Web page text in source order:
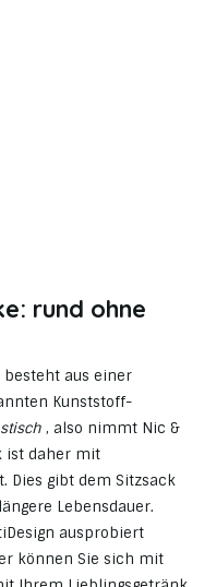
rund ohne
besteht aus einer
Kunststoff-
, also nimmt Nic &
ist daher mit
Dies gibt dem Sitzsack
Lebensdauer.
ausprobiert
können Sie sich mit